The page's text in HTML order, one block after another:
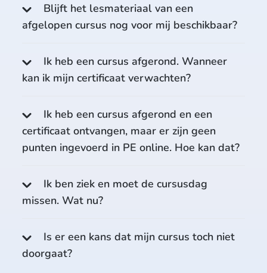
Blijft het lesmateriaal van een
afgelopen cursus nog voor mij beschikbaar?
Ik heb een cursus afgerond. Wanneer
kan ik mijn certificaat verwachten?
Ik heb een cursus afgerond en een
certificaat ontvangen, maar er zijn geen
punten ingevoerd in PE online. Hoe kan dat?
Ik ben ziek en moet de cursusdag
missen. Wat nu?
Is er een kans dat mijn cursus toch niet
doorgaat?